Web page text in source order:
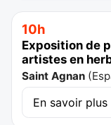
10h
Exposition de
artistes en
Saint Agnan (
En savoir plus